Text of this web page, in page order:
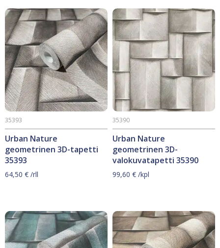
Urban Nature
geometrinen 3D-tapetti
35393
35393
64,50 € /rll
Urban Nature
geometrinen 3D-
valokuvatapetti 35390
35390
99,60 € /kpl